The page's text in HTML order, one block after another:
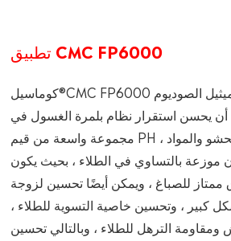
تطبيق CMC FP6000
كوماسيل®CMC FP6000 سيليلوز كاربوكسي ميثيل الصوديوم
يحسن استقرار نظام بلمرة الغسول في
مجموعة واسعة من قيم PH ، وتمكين الأصباغ ، الحشو والمواد
موزعة بالتساوي في الطلاء ، بحيث يكون
ممتاز للصباغ ، ويمكن أيضًا تحسين لزوجة
كبير ، وتحسين خاصية التسوية للطلاء ،
الترهل للطلاء ، وبالتالي تحسين